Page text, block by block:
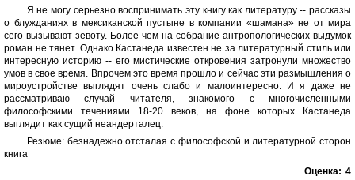
Я не могу серьезно воспринимать эту книгу как литературу -- рассказы
о блужданиях в мексиканской пустыне в компании «шамана» не от мира
сего вызывают зевоту. Более чем на собрание антропологических выдумок
роман не тянет. Однако Кастанеда известен не за литературный стиль или
интересную историю -- его мистические откровения затронули множество
умов в свое время. Впрочем это время прошло и сейчас эти размышления о
мироустройстве выглядят очень слабо и малоинтересно. И я даже не
рассматриваю случай читателя, знакомого с многочисленными
философскими течениями 18-20 веков, на фоне которых Кастанеда
выглядит как сущий неандерталец.
Резюме: безнадежно отсталая с философской и литературной сторон
книга
Оценка: 4